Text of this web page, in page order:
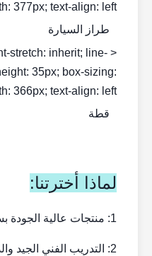
text-align: left;">
طراز السيارة
stretch: inherit; line-
35px; box-sizing:
366px; text-align: left;">
قطة
لماذا أخترتنا:
1: منتجات عالية الجودة بسعر معقول ، شحن سريع.
2: التدريب الفني الجيد والدعم الفني